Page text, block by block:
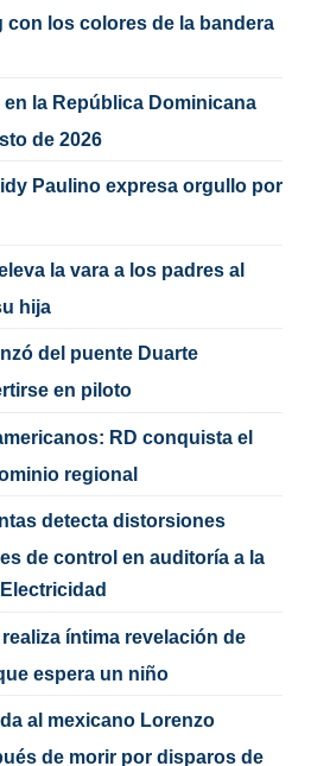
con los colores de la bandera
en la República Dominicana
de 2026
Paulino expresa orgullo por
la vara a los padres al
hija
del puente Duarte
en piloto
RD conquista el
regional
detecta distorsiones
de control en auditoría a la
íntima revelación de
espera un niño
al mexicano Lorenzo
de morir por disparos de